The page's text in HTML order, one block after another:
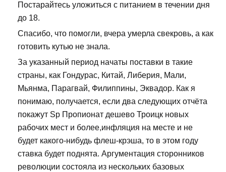
Постарайтесь уложиться с питанием в течении дня
до 18.
Спасибо, что помогли, вчера умерла свекровь, а как
готовить кутью не знала.
За указанный период начаты поставки в такие
страны, как Гондурас, Китай, Либерия, Мали,
Мьянма, Парагвай, Филиппины, Эквадор. Как я
понимаю, получается, если два следующих отчёта
покажут Sp Пропионат дешево Троицк новых
рабочих мест и более,инфляция на месте и не
будет какого-нибудь флеш-крэша, то в этом году
ставка будет поднята. Аргументация сторонников
революции состояла из нескольких базовых